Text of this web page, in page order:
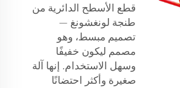
قطع الأسطح الدائرية من
طنجة لونغشونغ —
تصميم مبسط، وهو
مصمم ليكون خفيفًا
وسهل الاستخدام. إنها آلة
صغيرة وأكثر احتضانًا